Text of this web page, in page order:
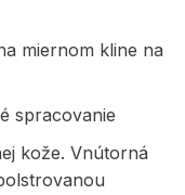
miernom kline na
spracovanie
kože. Vnútorná